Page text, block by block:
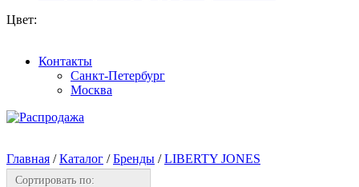
Цвет:
Контакты
Санкт-Петербург
Москва
Главная /Каталог /Бренды /LIBERTY JONES
Сортировать по: